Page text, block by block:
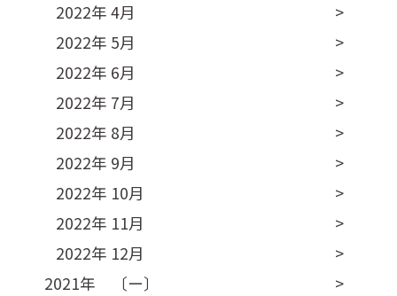
2022年 4月
2022年 5月
2022年 6月
2022年 7月
2022年 8月
2022年 9月
2022年 10月
2022年 11月
2022年 12月
2021年 〔ー〕